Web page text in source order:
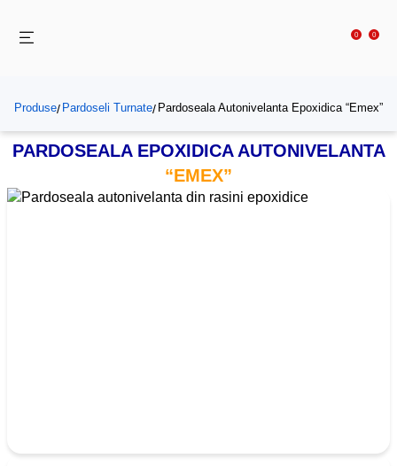
0 0
Produse/ Pardoseli Turnate/ Pardoseala Autonivelanta Epoxidica “Emex”
PARDOSEALA EPOXIDICA AUTONIVELANTA
“EMEX”